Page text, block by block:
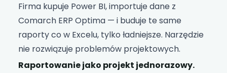
Firma kupuje Power BI, importuje dane z
Comarch ERP Optima — i buduje te same
raporty co w Excelu, tylko ładniejsze. Narzędzie
nie rozwiązuje problemów projektowych.
Raportowanie jako projekt jednorazowy.